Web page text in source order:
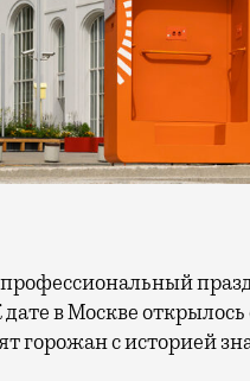
в Москве
горожан с историей